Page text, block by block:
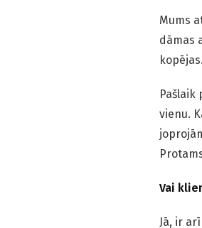
Mums
dāmas
Pašlaik
vienu.
Vai
Jā, ir